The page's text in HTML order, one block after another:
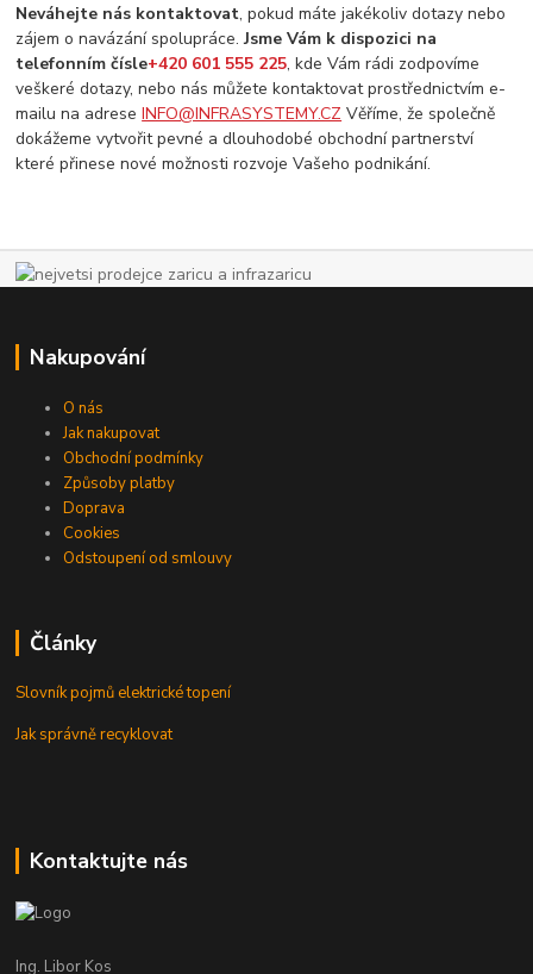
Neváhejte nás kontaktovat, pokud máte jakékoliv dotazy nebo
zájem o navázání spolupráce.Jsme Vám k dispozici na
telefonním čísle+420 601 555 225, kde Vám rádi zodpovíme
veškeré dotazy, nebo nás můžete kontaktovat prostřednictvím e-
mailu na adreseINFO@INFRASYSTEMY.CZ Věříme, že společně
dokážeme vytvořit pevné a dlouhodobé obchodní partnerství
které přinese nové možnosti rozvoje Vašeho podnikání.
Nakupování
O nás
Jak nakupovat
Obchodní podmínky
Způsoby platby
Doprava
Cookies
Odstoupení od smlouvy
Články
Slovník pojmů elektrické topení
Jak správně recyklovat
Kontaktujte nás
Ing. Libor Kos